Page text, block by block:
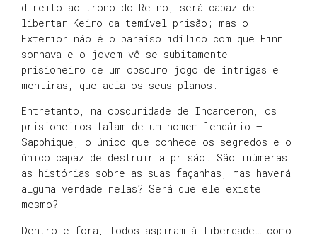
direito ao trono do Reino, será capaz de
libertar Keiro da temível prisão; mas o
Exterior não é o paraíso idílico com que Finn
sonhava e o jovem vê-se subitamente
prisioneiro de um obscuro jogo de intrigas e
mentiras, que adia os seus planos.
Entretanto, na obscuridade de Incarceron, os
prisioneiros falam de um homem lendário –
Sapphique, o único que conhece os segredos e o
único capaz de destruir a prisão. São inúmeras
as histórias sobre as suas façanhas, mas haverá
alguma verdade nelas? Será que ele existe
mesmo?
Dentro e fora, todos aspiram à liberdade… como